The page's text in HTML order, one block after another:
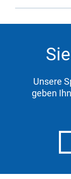
Unsere
geben